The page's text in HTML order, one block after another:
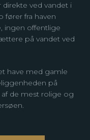
ved vandet i
fører fra haven
ingen offentlige
på vandet ved
have med gamle
på
de mest rolige og